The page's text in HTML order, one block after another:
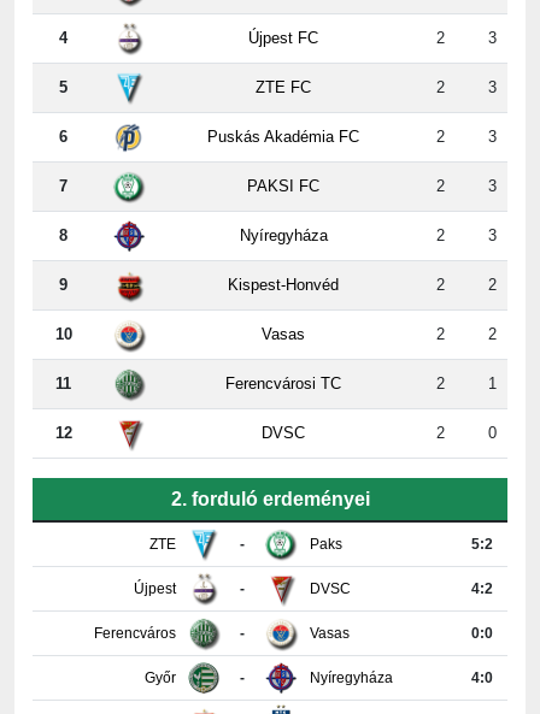
5 ZTE FC 2 3
6 Puskás Akadémia FC 2 3
7 PAKSI FC 2 3
8 Nyíregyháza 2 3
9 Kispest-Honvéd 2 2
10 Vasas 2 2
11 Ferencvárosi TC 2 1
12 DVSC 2 0
ZTE - Paks
Újpest DVSC 4:2
Ferencváros Vasas 0:0
Győr Nyíregyháza 4:0
Honvéd MTK 3:3